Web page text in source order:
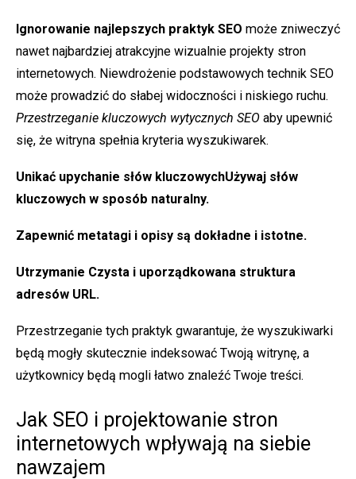
Ignorowanie najlepszych praktyk SEO może zniweczyć
nawet najbardziej atrakcyjne wizualnie projekty stron
internetowych. Niewdrożenie podstawowych technik SEO
może prowadzić do słabej widoczności i niskiego ruchu.
Przestrzeganie kluczowych wytycznych SEO aby upewnić
się, że witryna spełnia kryteria wyszukiwarek.
Unikać upychanie słów kluczowychUżywaj słów
kluczowych w sposób naturalny.
Zapewnić metatagi i opisy są dokładne i istotne.
Utrzymanie Czysta i uporządkowana struktura
adresów URL.
Przestrzeganie tych praktyk gwarantuje, że wyszukiwarki
będą mogły skutecznie indeksować Twoją witrynę, a
użytkownicy będą mogli łatwo znaleźć Twoje treści.
Jak SEO i projektowanie stron
internetowych wpływają na siebie
nawzajem